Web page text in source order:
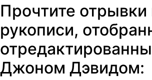
Прочтите отрывки
рукописи,
Джоном Дэвидом: